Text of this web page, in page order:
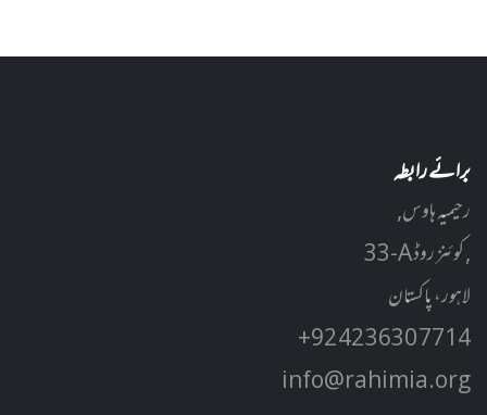
برائے رابطہ
رحیمیہ ہاوس,
33-A کوئنز روڈ ,
لاہور، پاکستان
+92 42 3630 7714
info@rahimia.org